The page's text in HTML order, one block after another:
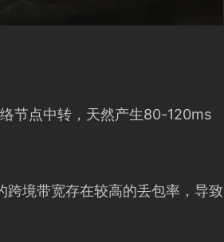
节点中转，天然产生80-120ms
境带宽存在较高的丢包率，导致